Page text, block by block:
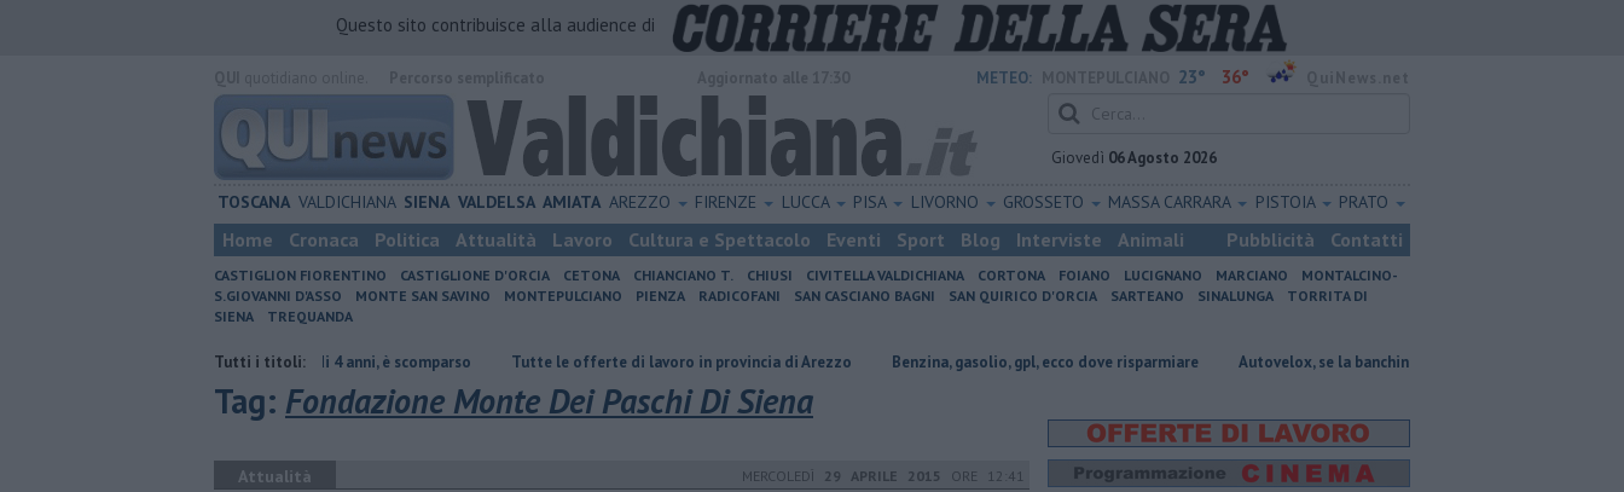
Questo sito contribuisce alla audience di
METEO: 23° 36°
Giovedì 06 Agosto 2026
TOSCANA VALDICHIANA SIENA VALDELSA AMIATA AREZZO FIRENZE LUCCA PISA LIVORNO GROSSETO MASSA CARRARA PISTOIA PRATO
Home Cronaca Politica Attualità Lavoro Cultura e Spettacolo Eventi Sport Blog Interviste Animali Pubblicità Contatti
CASTIGLION FIORENTINO CASTIGLIONE D'ORCIA CETONA CHIANCIANO T. CHIUSI CIVITELLA VALDICHIANA CORTONA FOIANO LUCIGNANO MARCIANO
MONTALCINO-
S.GIOVANNI D'ASSO
MONTE SAN SAVINO MONTEPULCIANO PIENZA RADICOFANI SAN CASCIANO BAGNI SAN QUIRICO D'ORCIA SARTEANO SINALUNGA
TORRITA DI
SIENA
TREQUANDA
Tutti i titoli:
Uccise la figlia di 4 anni, è scomparso ​Tutte le offerte di lavoro in provincia di Arezzo ​Benzina, gasolio, gpl, ecco dove risparmiare Autovelox, se la banchina è stretta la multa è nulla
Tag: Fondazione Monte Dei Paschi Di Siena
Attualità MERCOLEDÌ 29 APRILE 2015 ORE 12:41